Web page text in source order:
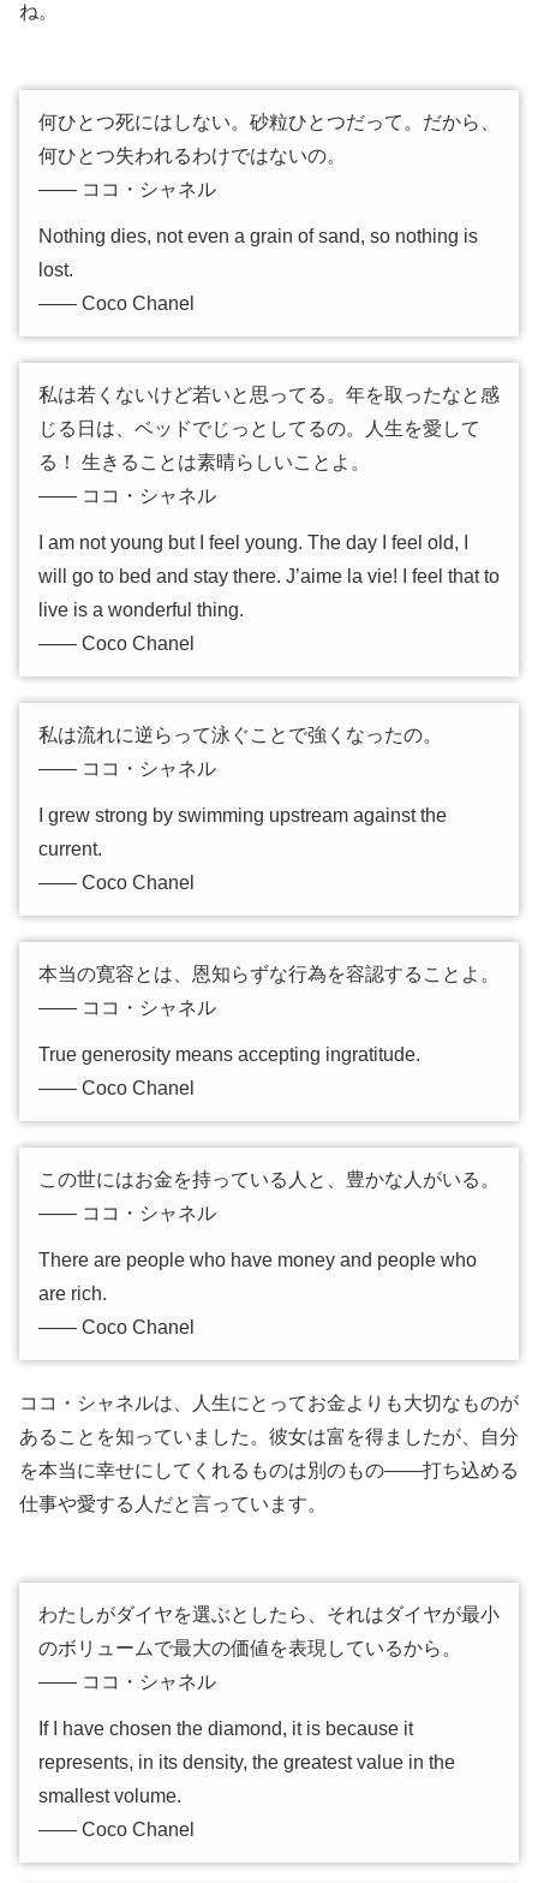
ね。
何ひとつ死にはしない。砂粒ひとつだって。だから、
何ひとつ失われるわけではないの。
―― ココ・シャネル
Nothing dies, not even a grain of sand, so nothing is
lost.
―― Coco Chanel
私は若くないけど若いと思ってる。年を取ったなと感
じる日は、ベッドでじっとしてるの。人生を愛して
る！ 生きることは素晴らしいことよ。
―― ココ・シャネル
I am not young but I feel young. The day I feel old, I
will go to bed and stay there. J’aime la vie! I feel that to
live is a wonderful thing.
―― Coco Chanel
私は流れに逆らって泳ぐことで強くなったの。
―― ココ・シャネル
I grew strong by swimming upstream against the
current.
―― Coco Chanel
本当の寛容とは、恩知らずな行為を容認することよ。
―― ココ・シャネル
True generosity means accepting ingratitude.
―― Coco Chanel
この世にはお金を持っている人と、豊かな人がいる。
―― ココ・シャネル
There are people who have money and people who
are rich.
―― Coco Chanel
ココ・シャネルは、人生にとってお金よりも大切なものが
あることを知っていました。彼女は富を得ましたが、自分
を本当に幸せにしてくれるものは別のもの――打ち込める
仕事や愛する人だと言っています。
わたしがダイヤを選ぶとしたら、それはダイヤが最小
のボリュームで最大の価値を表現しているから。
―― ココ・シャネル
If I have chosen the diamond, it is because it
represents, in its density, the greatest value in the
smallest volume.
―― Coco Chanel